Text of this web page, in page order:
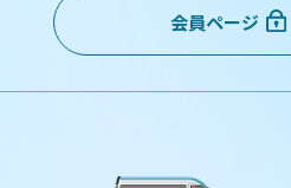
会員ページ